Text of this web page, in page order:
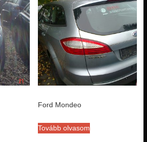
Ford Mondeo
Tovább olvasom